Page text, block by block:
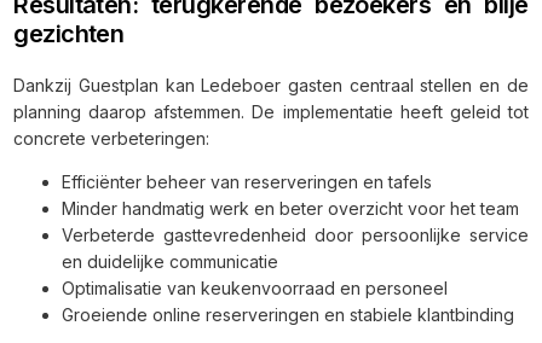
gezichten
Dankzij Guestplan kan Ledeboer gasten centraal stellen en de
planning daarop afstemmen. De implementatie heeft geleid tot
concrete verbeteringen:
Efficiënter beheer van reserveringen en tafels
Minder handmatig werk en beter overzicht voor het team
Verbeterde gasttevredenheid door persoonlijke service
en duidelijke communicatie
Optimalisatie van keukenvoorraad en personeel
Groeiende online reserveringen en stabiele klantbinding